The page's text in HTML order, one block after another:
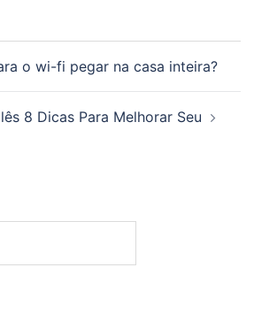
o wi-fi pegar na casa inteira?
8 Dicas Para Melhorar Seu